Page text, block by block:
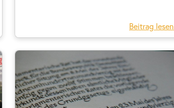
Beitrag lesen